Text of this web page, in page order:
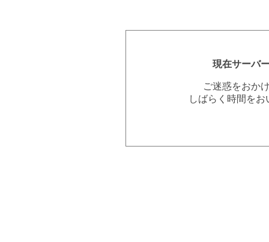
現在サーバ
ご迷惑をおか
しばらく時間を